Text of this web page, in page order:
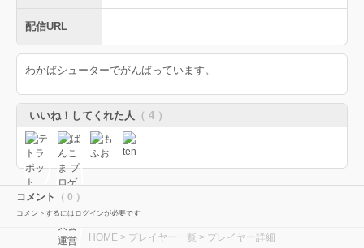
配信URL
わかばシューターでがんばっています。
いいね！してくれた人 （ 4 ）
コメント （ 0 ）
コメントするにはログインが必要です
HOME > プレイヤー一覧 > プレイヤー詳細